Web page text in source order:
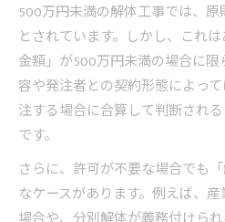
500万円未満の解体工事では、
とされています。しかし、これ
金額」が500万円未満の場合に
容や発注者との契約形態によっ
注する場合に合算して判断され
です。
さらに、許可が不要な場合でも
なケースがあります。例えば、